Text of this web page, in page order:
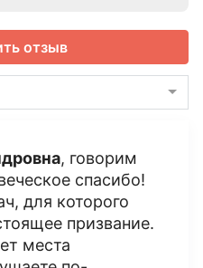
отзыв
, говорим
спасибо!
для которого
призвание.
места